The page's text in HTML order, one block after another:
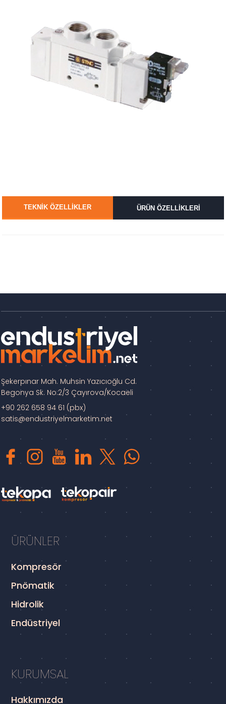
TEKNİK ÖZELLİKLER ÜRÜN ÖZELLİKLERİ
Şekerpınar Mah. Muhsin Yazıcıoğlu Cd.
Begonya Sk. No:2/3 Çayırova/Kocaeli
+90 262 658 94 61 (pbx)
satis@endustriyelmarketim.net
ÜRÜNLER
Kompresör
Pnömatik
Hidrolik
Endüstriyel
KURUMSAL
Hakkımızda